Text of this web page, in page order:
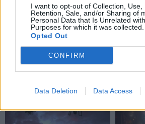
I want to opt-out of Collection, Use,
Retention, Sale, and/or Sharing of
Personal Data that Is Unrelated
Purposes for which it was collected.
Opted Out
CONFIRM
Data Deletion Data Access
NAUJI